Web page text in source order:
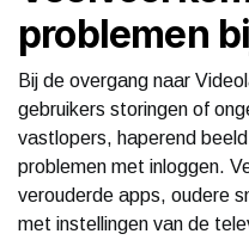
problemen
Bij de overgang naar
gebruikers storingen of
vastlopers, haperend
problemen met inloggen.
verouderde apps, oudere
met instellingen van de